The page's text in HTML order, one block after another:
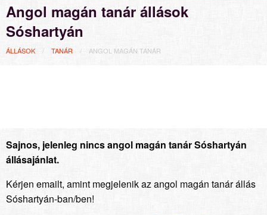
Angol magán tanár állások
Sóshartyán
ÁLLÁSOK TANÁR ANGOL MAGÁN TANÁR
Sajnos, jelenleg nincs angol magán tanár Sóshartyán
állásajánlat.
Kérjen emailt, amint megjelenik az angol magán tanár állás
Sóshartyán-ban/ben!